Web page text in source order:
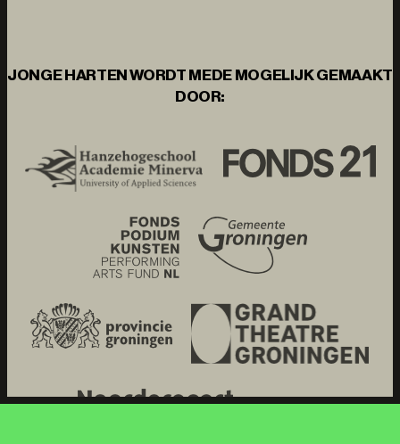
JONGE HARTEN WORDT MEDE MOGELIJK GEMAAKT
DOOR: